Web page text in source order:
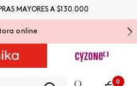
online
0
MAYORES A $130.000